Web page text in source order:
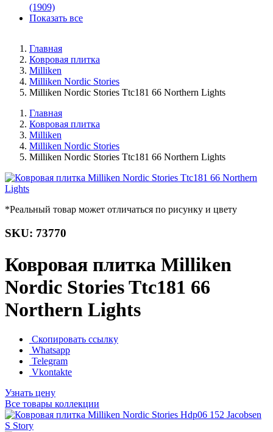
(1909)
Показать все
Главная
Ковровая плитка
Milliken
Milliken Nordic Stories
Milliken Nordic Stories Ttc181 66 Northern Lights
Главная
Ковровая плитка
Milliken
Milliken Nordic Stories
Milliken Nordic Stories Ttc181 66 Northern Lights
*Реальный товар может отличаться по рисунку и цвету
SKU: 73770
Ковровая плитка Milliken
Nordic Stories Ttc181 66
Northern Lights
Скопировать ссылку
Whatsapp
Telegram
Vkontakte
Узнать цену
Все товары коллекции